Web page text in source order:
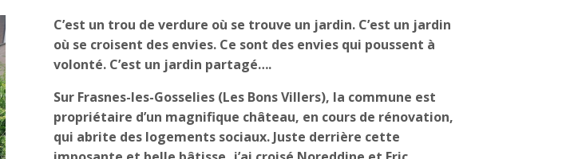
C’est un trou de verdure où se trouve un jardin. C’est un jardin
où se croisent des envies. Ce sont des envies qui poussent à
volonté. C’est un jardin partagé….
Sur Frasnes-les-Gosselies (Les Bons Villers), la commune est
propriétaire d’un magnifique château, en cours de rénovation,
qui abrite des logements sociaux. Juste derrière cette